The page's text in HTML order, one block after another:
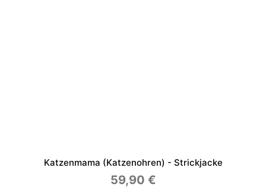
Katzenmama (Katzenohren) - Strickjacke
59,90 €